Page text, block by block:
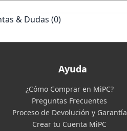
& Dudas (0)
Ayuda
¿Cómo Comprar en MiPC?
Preguntas Frecuentes
Proceso de Devolución y Garantía
Crear tu Cuenta MiPC